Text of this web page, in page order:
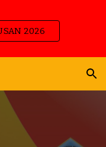
Skip to navigation
2026